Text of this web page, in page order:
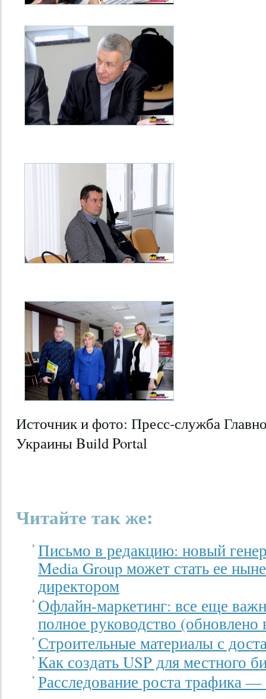
Источник и фото: Пресс-служба
Украины Build Portal
Читайте так же:
Письмо в редакцию: новый
Media Group может стать ее
директором
Офлайн-маркетинг: все еще
полное руководство (обновлено
Строительные материалы с
Как создать USP для местного
Расследование роста трафика